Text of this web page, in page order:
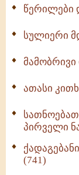
წერილები
სულიერი
მამობრივი
ათასი
პირველი
(741)